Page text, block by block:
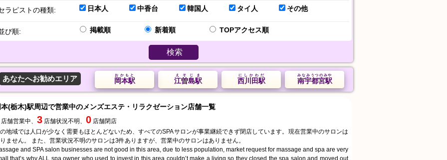
ラピストの種類: 日本人 中香台 韓国人 タイ人 その他
び順: 掲載順 新着順 TOPアクセス順
検索
あなたへお勧めエリア 南宇都宮駅
みなみうつのみや
西川田駅
にしかわだ
江曽島駅
えそじま
岡本駅
おかもと
本(栃木)駅周辺で営業中のメンズエステ・リラクゼーション店舗一覧
店舗営業中、 3 店舗状況不明、 0 店舗閉店
地域では人口が少なく需要もほとんどないため、すべてのSPAサロンが事業継続できず閉店しています。現在営業中のサロンは
ません。 また、営業状況不明のサロンは3件ありますが、営業中のサロンはありません。
and SPA salon businesses are not good in this area, due to less population, market request for massage and spa are very
that’s why ALL spa owner who used to invest in this area couldn’t make a living so they closed the spa salon and moved out